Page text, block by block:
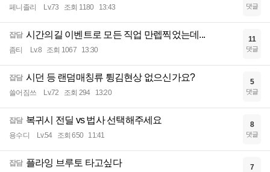
페니졸리 Lv.73 조회 1180 13:43 댓글
잡담 시간의길 이벤트로 모든 직업 만렙찍었는데...
좀티 Lv.8 조회 1067 13:30
11
댓글
잡담 시던 등 랜덤매칭류 튕김현상 없으신가요?
쓸어짐쓰 Lv.72 조회 294 13:20
5
댓글
잡담 복귀시 전딜 vs 법사 선택해주세요
용수디 Lv.54 조회 650 11:41
8
댓글
잡담 플라잉 브루토 타고싶다 7